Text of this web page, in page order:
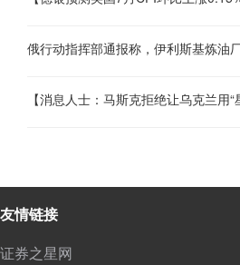
俄行动指挥部通报称，伊利斯基炼油
友情链接
证券之星网